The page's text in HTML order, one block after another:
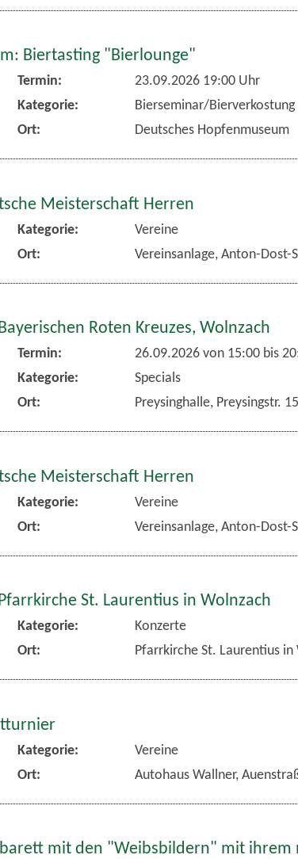
Biertasting "Bierlounge"
Termin:
23.09.2026 19:00 Uhr
Kategorie:
Bierseminar/Bierverkostung
Ort:
Deutsches Hopfenmuseum
Meisterschaft Herren
Kategorie:
Vereine
Ort:
Vereinsanlage, Anton-Dost-
Bayerischen Roten Kreuzes, Wolnzach
Termin: 26.09.2026 von 15:00bis
Kategorie:
Specials
Ort:
Preysinghalle, Preysingstr.
Meisterschaft Herren
Kategorie:
Vereine
Ort:
Vereinsanlage, Anton-Dost-
St. Laurentius in Wolnzach
Kategorie:
Konzerte
Ort:
Pfarrkirche St. Laurentius in
Kategorie:
Vereine
Ort:
Autohaus Wallner,
mit den "Weibsbildern" mit